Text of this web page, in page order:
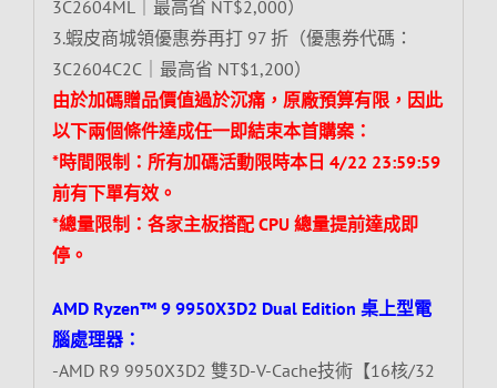
3C2604ML｜最高省 NT$2,000）
3.蝦皮商城領優惠券再打 97 折（優惠券代碼：
3C2604C2C｜最高省 NT$1,200）
由於加碼贈品價值過於沉痛，原廠預算有限，因此
以下兩個條件達成任一即結束本首購案：
*時間限制：所有加碼活動限時本日 4/22 23:59:59
前有下單有效。
*總量限制：各家主板搭配 CPU 總量提前達成即
停。
AMD Ryzen™ 9 9950X3D2 Dual Edition 桌上型電
腦處理器：
-AMD R9 9950X3D2 雙3D-V-Cache技術【16核/32